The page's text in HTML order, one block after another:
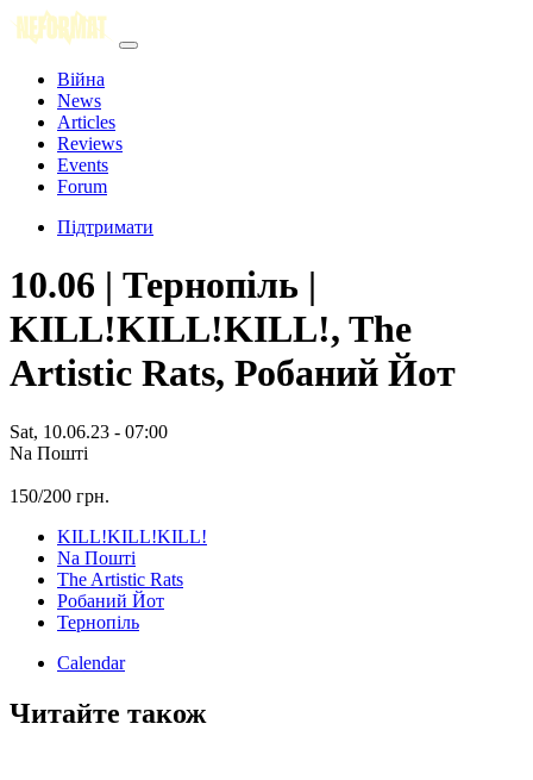
Війна
News
Articles
Reviews
Events
Forum
Підтримати
10.06 | Тернопіль |
KILL!KILL!KILL!, The
Artistic Rats, Робаний Йот
Sat, 10.06.23 - 07:00
Na Пошті
150/200 грн.
KILL!KILL!KILL!
Na Пошті
The Artistic Rats
Робаний Йот
Тернопіль
Calendar
Читайте також